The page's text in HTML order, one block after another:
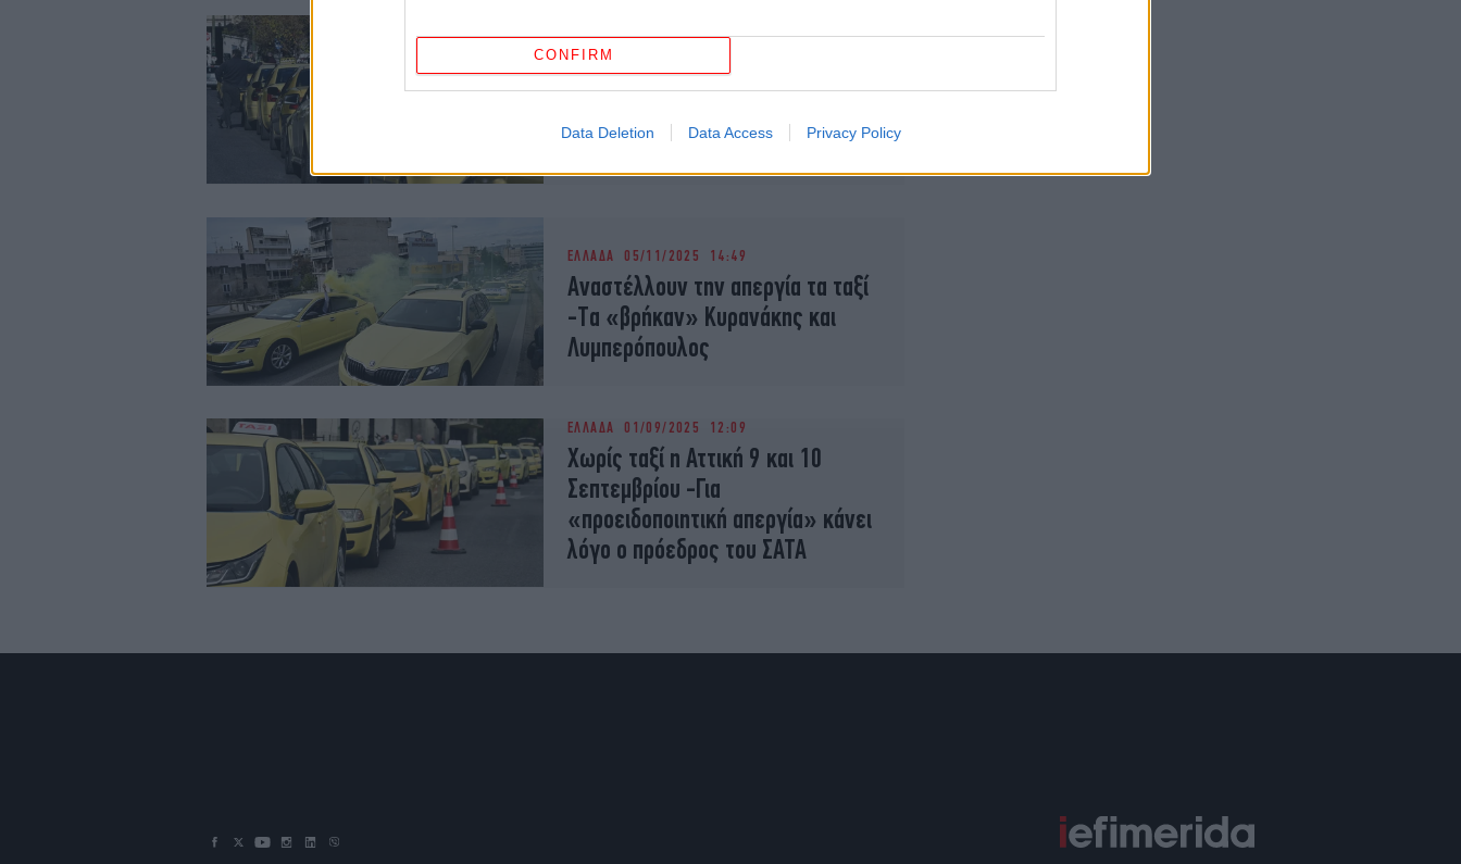
CONFIRM
Data Deletion Data Access Privacy Policy
Λυμπερόπουλος για απεργία ταξί:
Θα περιμένουμε να συναντηθούμε
πτώσεως
ΕΛΛΑΔΑ 05/11/2025 14:49
Αναστέλλουν την απεργία τα ταξί
-Tα «βρήκαν» Κυρανάκης και
Λυμπερόπουλος
ΕΛΛΑΔΑ 01/09/2025 12:09
Χωρίς ταξί η Αττική 9 και 10
Σεπτεμβρίου -Για
«προειδοποιητική απεργία» κάνει
λόγο ο πρόεδρος του ΣΑΤΑ